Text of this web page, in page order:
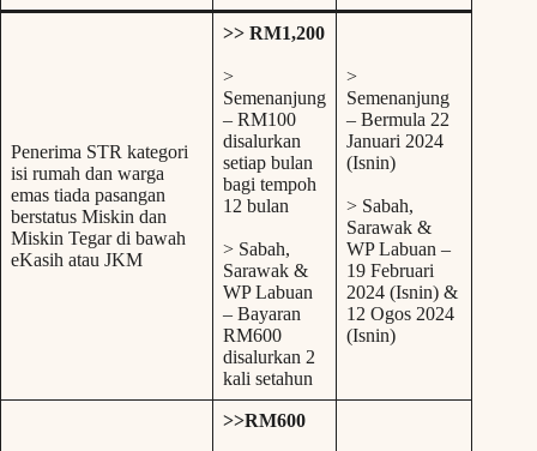
Penerima STR kategori
isi rumah dan warga
emas tiada pasangan
berstatus Miskin dan
Miskin Tegar di bawah
eKasih atau JKM
>> RM1,200
>
Semenanjung
– RM100
disalurkan
setiap bulan
bagi tempoh
12 bulan
> Sabah,
Sarawak &
WP Labuan
– Bayaran
RM600
disalurkan 2
kali setahun
>
Semenanjung
– Bermula 22
Januari 2024
(Isnin)
> Sabah,
Sarawak &
WP Labuan –
19 Februari
2024 (Isnin) &
12 Ogos 2024
(Isnin)
>>RM600